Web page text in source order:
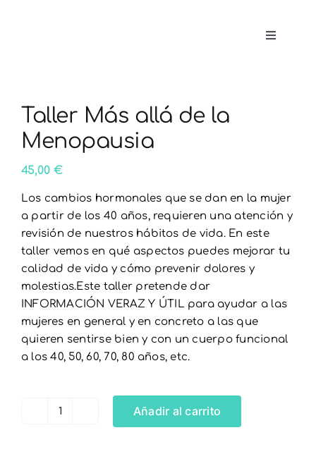
Toggle
Perfil
Taller Más allá de la
Menopausia
45,00€
Los cambios hormonales que se dan en la mujer
a partir de los 40 años, requieren una atención y
revisión de nuestros hábitos de vida. En este
taller vemos en qué aspectos puedes mejorar tu
calidad de vida y cómo prevenir dolores y
molestias.Este taller pretende dar
INFORMACIÓN VERAZ Y ÚTIL para ayudar a las
mujeres en general y en concreto a las que
quieren sentirse bien y con un cuerpo funcional
a los 40, 50, 60, 70, 80 años, etc.
Añadir al carrito